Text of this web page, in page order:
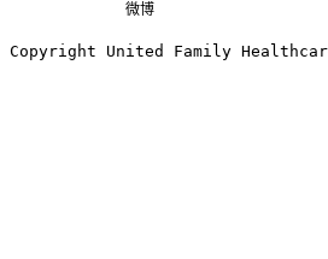
微博
Copyright United Family